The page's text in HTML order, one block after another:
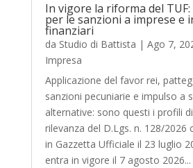
In vigore la riforma del TUF:
per le sanzioni a imprese e
finanziari
da Studio di Battista | Ago 7,
Impresa
Applicazione del favor rei,
sanzioni pecuniarie e impulso a
alternative: sono questi i profili
rilevanza del D.Lgs. n. 128/2026
in Gazzetta Ufficiale il 23 luglio
entra in vigore il 7 agosto 2026...